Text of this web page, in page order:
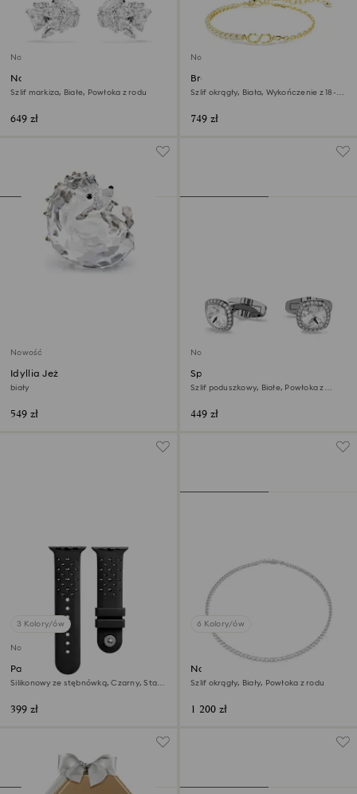
Nowość
Nausznice Mesmera
Szlif markiza, Białe, Powłoka z rodu
649 zł
Nowość
Bransoletka Matrix
Szlif okrągły, Biała, Wykończenie z 18-
749 zł
Nowość
Idyllia Jeż
biały
549 zł
Nowość
Spinki do mankietów Una
Angelic
Szlif poduszkowy, Białe, Powłoka z
449 zł
3 Kolory/ów
Nowość
Pasek do zegarka
Silikonowy ze stębnówką, Czarny, Stal
399 zł
6 Kolory/ów
Naszyjnik Matrix Tennis
Szlif okrągły, Biały, Powłoka z rodu
1 200 zł